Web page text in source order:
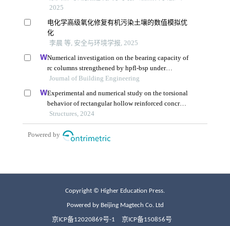
Copyright © Higher Education Press.
Powered by Beijing Magtech Co. Ltd
京ICP备12020869号-1 京ICP备150856号